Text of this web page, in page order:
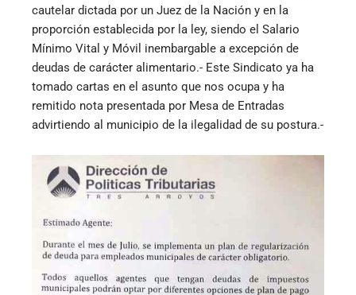
cautelar dictada por un Juez de la Nación y en la
proporción establecida por la ley, siendo el Salario
Mínimo Vital y Móvil inembargable a excepción de
deudas de carácter alimentario.- Este Sindicato ya ha
tomado cartas en el asunto que nos ocupa y ha
remitido nota presentada por Mesa de Entradas
advirtiendo al municipio de la ilegalidad de su postura.-